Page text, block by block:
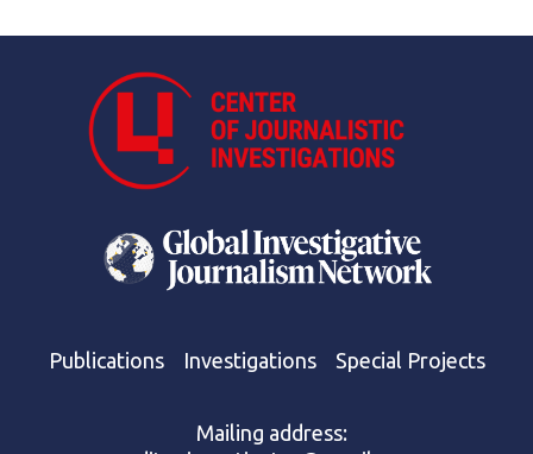
Publications Investigations Special Projects
Mailing address: